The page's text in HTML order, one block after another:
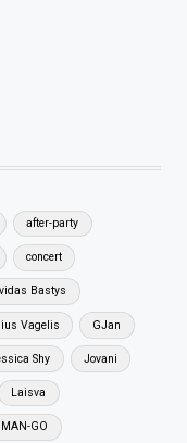
after-party
concert
Bastys
Vagelis GJan
Shy Jovani
Laisva
MAN-GO